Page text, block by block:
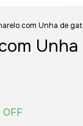
com Unha de
OFF